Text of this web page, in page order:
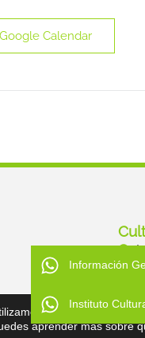
Calendar
cookies para
aprender más sobre
Información
Instituto